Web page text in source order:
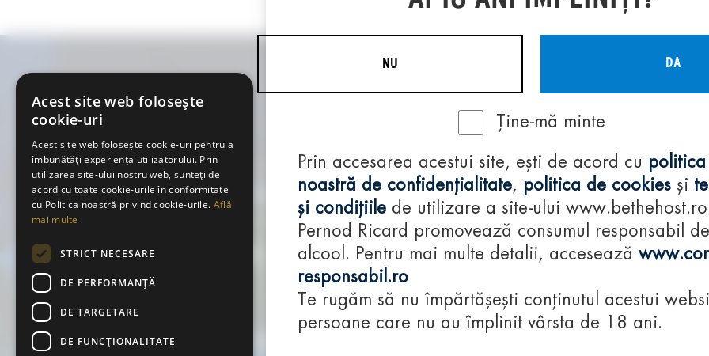
consumă-
NU DA
Ține-mă minte
Prin accesarea acestui site, ești de acord cu politica
noastră de confidențialitate, politica de cookies și
și condițiile de utilizare a site-ului
Pernod Ricard promovează consumul responsabil de
alcool. Pentru mai multe detalii, accesează
responsabil.ro
Te rugăm să nu împărtășești conținutul acestui
persoane care nu au împlinit vârsta de 18 ani.
Acest site web folosește
cookie-uri
Acest site web folosește cookie-uri pentru a
îmbunătăți experiența utilizatorului. Prin
utilizarea site-ului nostru web, sunteți de
acord cu toate cookie-urile în conformitate
cu Politica noastră privind cookie-urile. Află
mai multe
STRICT NECESARE
DE PERFORMANȚĂ
DE TARGETARE
DE FUNCŢIONALITATE